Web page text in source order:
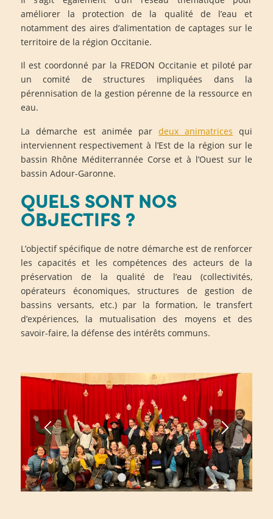
améliorer la protection de la qualité de l’eau et
notamment des aires d’alimentation de captages sur le
territoire de la région Occitanie.
Il est coordonné par la FREDON Occitanie et piloté par
un comité de structures impliquées dans la
pérennisation de la gestion pérenne de la ressource en
eau.
La démarche est animée pardeux animatrices qui
interviennent respectivement à l’Est de la région sur le
bassin Rhône Méditerrannée Corse et à l’Ouest sur le
bassin Adour-Garonne.
QUELS SONT NOS
OBJECTIFS ?
L’objectif spécifique de notre démarche est de renforcer
les capacités et les compétences des acteurs de la
préservation de la qualité de l’eau (collectivités,
opérateurs économiques, structures de gestion de
bassins versants, etc.) par la formation, le transfert
d’expériences, la mutualisation des moyens et des
savoir-faire, la défense des intérêts communs.
1 2 3 4